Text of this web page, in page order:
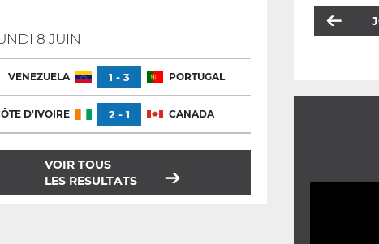
8 JUIN
VENEZUELA 1 - 3 PORTUGAL
D'IVOIRE 2 - 1 CANADA
VOIR TOUS
LES RESULTATS